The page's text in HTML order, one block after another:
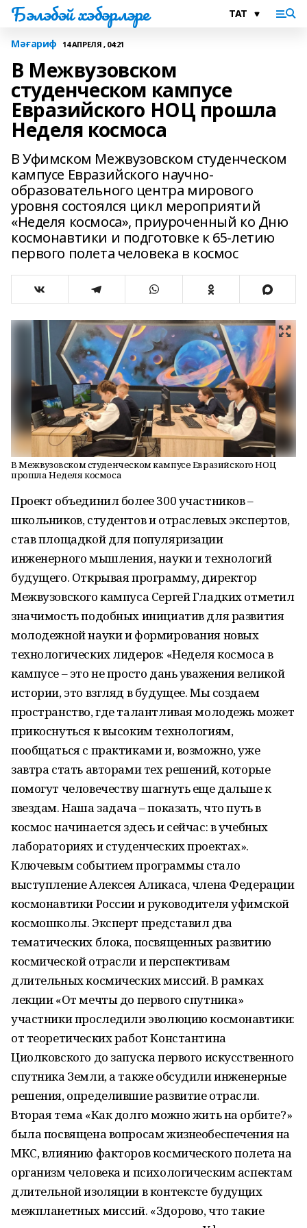
Бэлэбэй хэбэрлэре
Мәғариф 14 АПРЕЛЯ , 04:21
В Межвузовском
студенческом кампусе
Евразийского НОЦ прошла
Неделя космоса
В Уфимском Межвузовском студенческом
кампусе Евразийского научно-
образовательного центра мирового
уровня состоялся цикл мероприятий
«Неделя космоса», приуроченный ко Дню
космонавтики и подготовке к 65-летию
первого полета человека в космос
В Межвузовском студенческом кампусе Евразийского НОЦ
прошла Неделя космоса
Проект объединил более 300 участников –
школьников, студентов и отраслевых экспертов,
став площадкой для популяризации
инженерного мышления, науки и технологий
будущего. Открывая программу, директор
Межвузовского кампуса Сергей Гладких отметил
значимость подобных инициатив для развития
молодежной науки и формирования новых
технологических лидеров: «Неделя космоса в
кампусе – это не просто дань уважения великой
истории, это взгляд в будущее. Мы создаем
пространство, где талантливая молодежь может
прикоснуться к высоким технологиям,
пообщаться с практиками и, возможно, уже
завтра стать авторами тех решений, которые
помогут человечеству шагнуть еще дальше к
звездам. Наша задача – показать, что путь в
космос начинается здесь и сейчас: в учебных
лабораториях и студенческих проектах».
Ключевым событием программы стало
выступление Алексея Аликаса, члена Федерации
космонавтики России и руководителя уфимской
космошколы. Эксперт представил два
тематических блока, посвященных развитию
космической отрасли и перспективам
длительных космических миссий. В рамках
лекции «От мечты до первого спутника»
участники проследили эволюцию космонавтики:
от теоретических работ Константина
Циолковского до запуска первого искусственного
спутника Земли, а также обсудили инженерные
решения, определившие развитие отрасли.
Вторая тема «Как долго можно жить на орбите?»
была посвящена вопросам жизнеобеспечения на
МКС, влиянию факторов космического полета на
организм человека и психологическим аспектам
длительной изоляции в контексте будущих
межпланетных миссий. «Здорово, что такие